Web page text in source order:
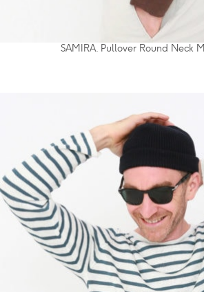
SAMIRA. Pullover Round Neck